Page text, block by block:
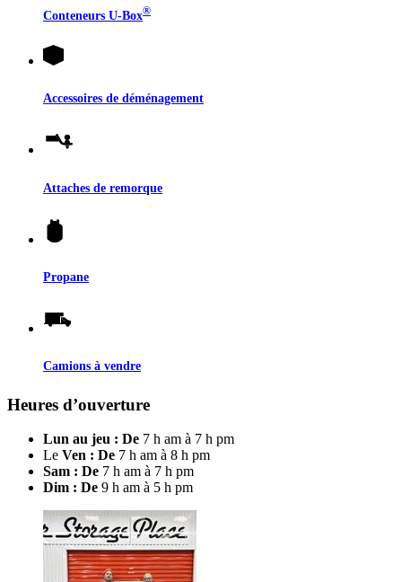
Conteneurs U-Box®
Accessoires de déménagement
Attaches de remorque
Propane
Camions à vendre
Heures d’ouverture
Lun au jeu : De 7 h am à 7 h pm
Le Ven : De 7 h am à 8 h pm
Sam : De 7 h am à 7 h pm
Dim : De 9 h am à 5 h pm